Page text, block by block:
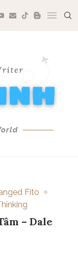
Fito
– Dale